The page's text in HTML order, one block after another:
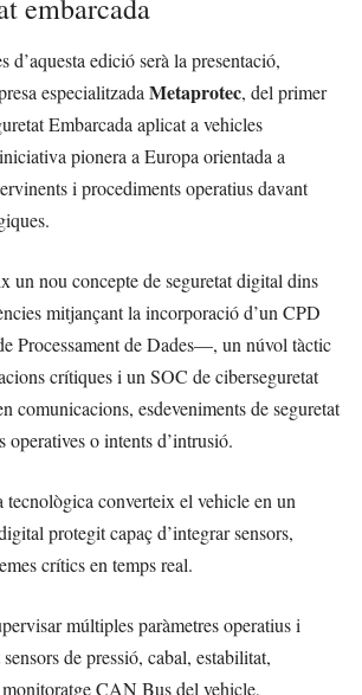
embarcada
d’aquesta edició serà la presentació,
especialitzadaMetaprotec, del primer
Embarcada aplicat a vehicles
pionera a Europa orientada a
i procediments operatius davant
un nou concepte de seguretat digital dins
mitjançant la incorporació d’un CPD
Processament de Dades—, un núvol tàctic
crítiques i un SOC de ciberseguretat
comunicacions, esdeveniments de seguretat
operatives o intents d’intrusió.
tecnològica converteix el vehicle en un
protegit capaç d’integrar sensors,
crítics en temps real.
múltiples paràmetres operatius i
de pressió, cabal, estabilitat,
CAN Bus del vehicle,